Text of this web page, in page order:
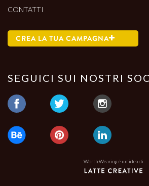
CONTATTI
CREA LA TUA CAMPAGNA
SEGUICI SUI NOSTRI
Worth Wearing è un'idea di